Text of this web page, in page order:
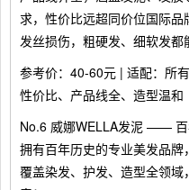
求，性价比远超同价位国际
发丝损伤，粗硬发、细软发都
参考价：40-60元 | 适配：所
性价比、产品线全、造型温和
No.6 威娜WELLA发泥 ——
拥有百年历史的专业美发品
覆盖染发、护发、造型全领